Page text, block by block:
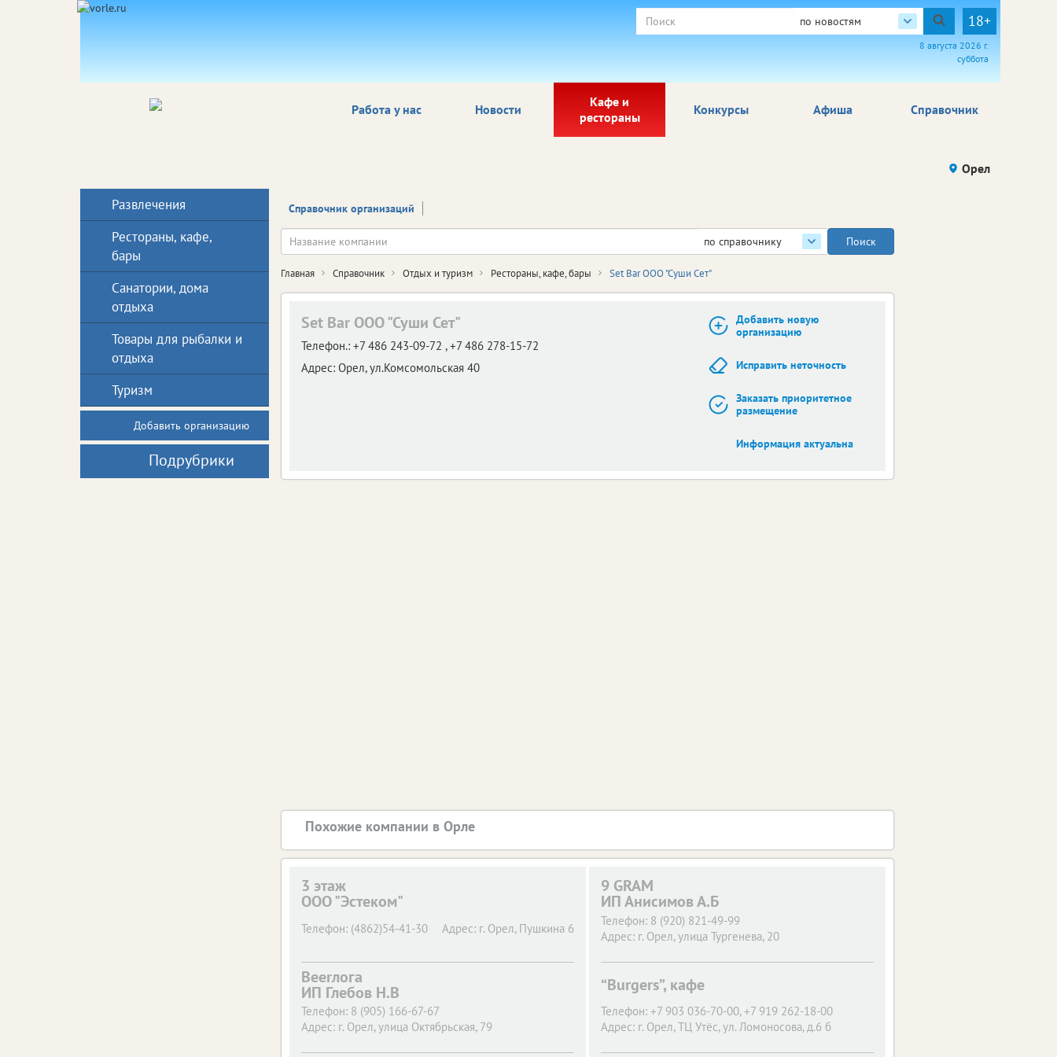
по новостям 18+
8 августа 2026 г.
суббота
Работа у нас Новости
Кафе и
рестораны
Афиша Справочник
Конкурсы
Орел
Справочник организаций
по справочнику
Главная Справочник Отдых и туризм Рестораны, кафе, бары Set Bar ООО "Суши Сет"
Set Bar ООО "Суши Сет"
Телефон.: +7 486 243-09-72 , +7 486 278-15-72
Адрес: Орел,ул.Комсомольская 40
Добавить новую
организацию
Исправить неточность
Заказать приоритетное
размещение
Информация актуальна
Похожие компании в Орле
3 этаж
ООО "Эстеком"
Телефон: (4862)54-41-30 Адрес: г. Орел, Пушкина 6
9 GRAM
ИП Анисимов А.Б
Телефон: 8 (920) 821-49-99
Адрес: г. Орел, улица Тургенева, 20
Beerлога
ИП Глебов Н.В
Телефон: 8 (905) 166-67-67
Адрес: г. Орел, улица Октябрьская, 79
“Burgers”, кафе
Телефон: +7 903 036-70-00, +7 919 262-18-00
Адрес: г. Орел, ТЦ Утёс, ул. Ломоносова, д.6 б
Развлечения
Рестораны, кафе,
бары
Санатории, дома
отдыха
Товары для рыбалки и
отдыха
Туризм
Добавить организацию
Подрубрики